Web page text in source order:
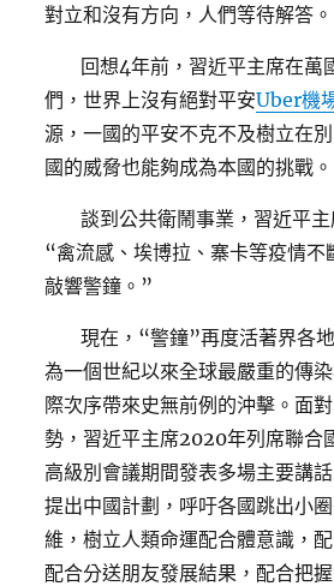
對立和沒有方向，人們等待解答。
回想4年前，習近平主席在萬
們，世界上沒有絕對平安Uber機
源，一國的平安不克不及樹立在
國的威脅也能夠成為本國的挑戰。
談到公共衛鬧事業，習近平主
“禽流感、埃博拉、寨卡等疫情不
敲響警鐘。”
現在，“警鐘”再度活著界各
為一個世紀以來全球最嚴重的傳
際次序帶來史無前例的沖擊。面
勢，習近平主席2020年列席聯合
高級別會議期間發表多場主要講
提出中國計劃，呼吁各國跳出小
維，樹立人類命運配合體意識，
配合分送朋友發展結果，配合把